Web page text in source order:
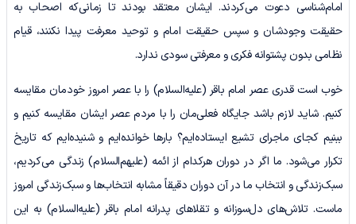
امام‌شناسی دعوت می‌کردند. ایشان معتقد بودند تا زمانی‌که اصحاب به
حقیقت وجودشان و سپس حقیقت امام و توحید معرفت پیدا نکنند، قیام
نظامی بدون پشتوانه فکری و معرفتی سودی ندارد.
خوب است قدری عصر امام باقر (علیه‌السلام) را با عصر امروز خودمان مقایسه
کنیم. شاید لازم باشد جایگاه فعلی‌مان را با مردم عصر ایشان مقایسه کنیم و
ببنیم کجای ماجرای تشیع ایستاده‌ایم؟ بارها خوانده‌ایم و شنیده‌ایم که تاریخ
تکرار می‌شود. ما اگر در دوران هرکدام از ائمه (علیهم‌السلام) زندگی می‌کردیم،
سبک‌زندگی و انتخاب ما در آن دوران دقیقاً مشابه انتخاب‌ها و سبک‌زندگی امروز
ماست. تلاش‌های دل‌سوزانه و تقلاهای پدرانه امام باقر (علیه‌السلام) به این